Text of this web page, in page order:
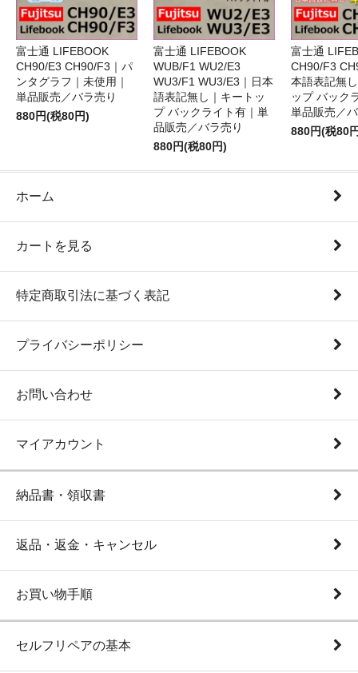
富士通 LIFEBOOK
CH90/E3 CH90/F3｜パ
ンタグラフ｜未使用｜
単品販売／バラ売り
880円(税80円)
富士通 LIFEBOOK
WUB/F1 WU2/E3
WU3/F1 WU3/E3｜日本
語表記無し｜キートッ
プ バックライト有｜単
品販売／バラ売り
880円(税80円)
富士通
CH90/F3
本語表記無
ップ バック
単品販売／
880円(税80
ホーム
カートを見る
特定商取引法に基づく表記
プライバシーポリシー
お問い合わせ
マイアカウント
納品書・領収書
返品・返金・キャンセル
お買い物手順
セルフリペアの基本